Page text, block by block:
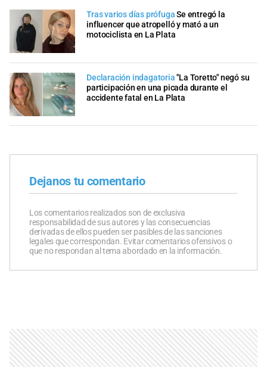
Tras varios días prófugaSe entregó la
influencer que atropelló y mató a un
motociclista en La Plata
Declaración indagatoria"La Toretto" negó su
participación en una picada durante el
accidente fatal en La Plata
Dejanos tu comentario
Los comentarios realizados son de exclusiva
responsabilidad de sus autores y las consecuencias
derivadas de ellos pueden ser pasibles de las sanciones
legales que correspondan. Evitar comentarios ofensivos o
que no respondan al tema abordado en la información.